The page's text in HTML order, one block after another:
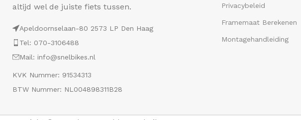
altijd wel de juiste fiets tussen.
Apeldoornselaan-80 2573 LP Den Haag
Tel: 070-3106488
Mail: info@snelbikes.nl
KVK Nummer: 91534313
BTW Nummer: NL004898311B28
Privacybeleid
Framemaat Berekenen
Montagehandleiding